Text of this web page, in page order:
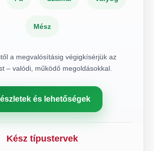
Mész
a megvalósításig végigkísérjük az
– valódi, működő megoldásokkal.
és lehetőségek
Kész típustervek